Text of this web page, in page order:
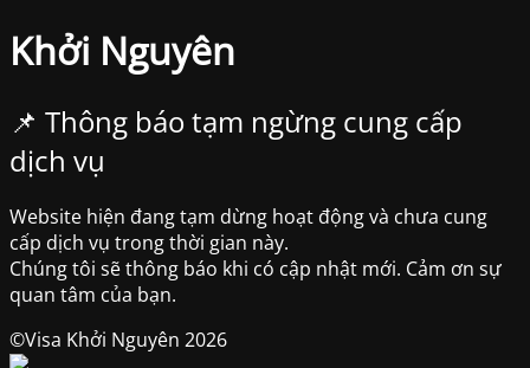
Khởi Nguyên
📌 Thông báo tạm ngừng cung cấp
dịch vụ
Website hiện đang tạm dừng hoạt động và chưa cung
cấp dịch vụ trong thời gian này.
Chúng tôi sẽ thông báo khi có cập nhật mới. Cảm ơn sự
quan tâm của bạn.
©Visa Khởi Nguyên 2026